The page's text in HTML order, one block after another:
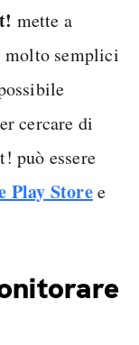
mette a
molto semplici
cercare di
può essere
Play Storee